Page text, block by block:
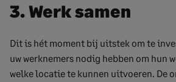
3. Werk samen
Dit is hét moment bij uitstek om te
uw werknemers nodig hebben om hun
welke locatie te kunnen uitvoeren. De